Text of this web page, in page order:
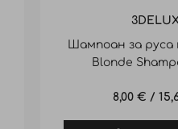
Шампоан за руса
Blonde
8,00 € /